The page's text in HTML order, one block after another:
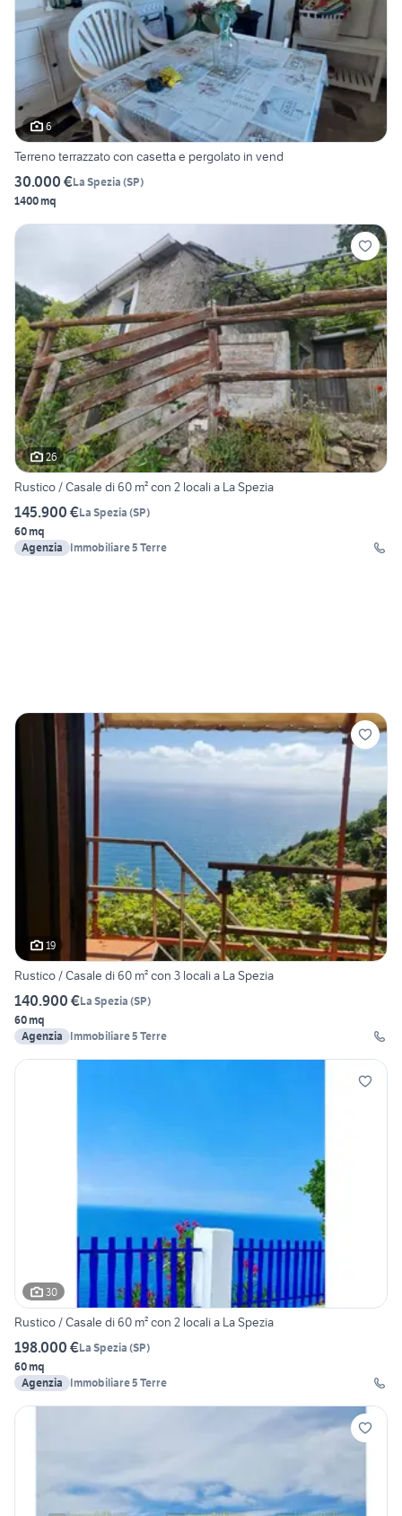
6
Terreno terrazzato con casetta e pergolato in vend
30.000 €La Spezia (SP)
1400 mq
26
Rustico / Casale di 60 m² con 2 locali a La Spezia
145.900 €La Spezia (SP)
60 mq
Agenzia
Immobiliare 5 Terre
19
Rustico / Casale di 60 m² con 3 locali a La Spezia
140.900 €La Spezia (SP)
60 mq
Agenzia
Immobiliare 5 Terre
30
Rustico / Casale di 60 m² con 2 locali a La Spezia
198.000 €La Spezia (SP)
60 mq
Agenzia
Immobiliare 5 Terre